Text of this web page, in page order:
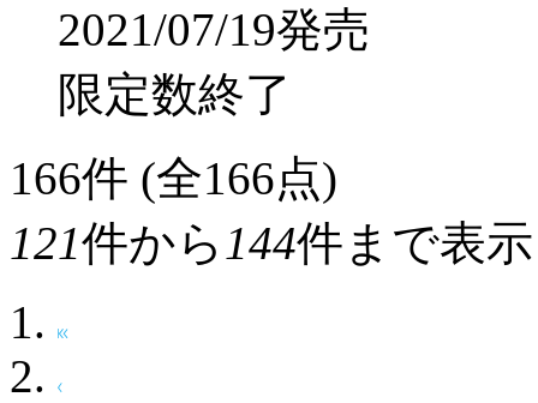
2021/07/19発売
限定数終了
166件 (全166点)
121件から 144件まで表示